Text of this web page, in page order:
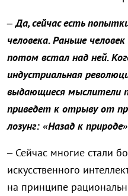
– Да, сейчас есть
человека. Раньше
потом встал над ней.
индустриальная
выдающиеся мыслители
приведет к отрыву от
лозунг: «Назад к
– Сейчас многие стали
искусственного
на принципе